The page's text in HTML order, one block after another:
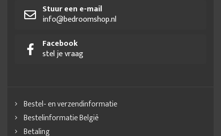
Stuur een e-mail
info@bedroomshop.nl
Facebook
stel je vraag
Bestel- en verzendinformatie
Bestelinformatie België
Betaling